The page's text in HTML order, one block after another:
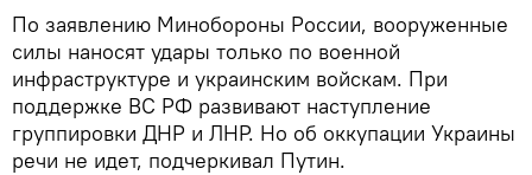
По заявлению Минобороны России, вооруженные
силы наносят удары только по военной
инфраструктуре и украинским войскам. При
поддержке ВС РФ развивают наступление
группировки ДНР и ЛНР. Но об оккупации Украины
речи не идет, подчеркивал Путин.